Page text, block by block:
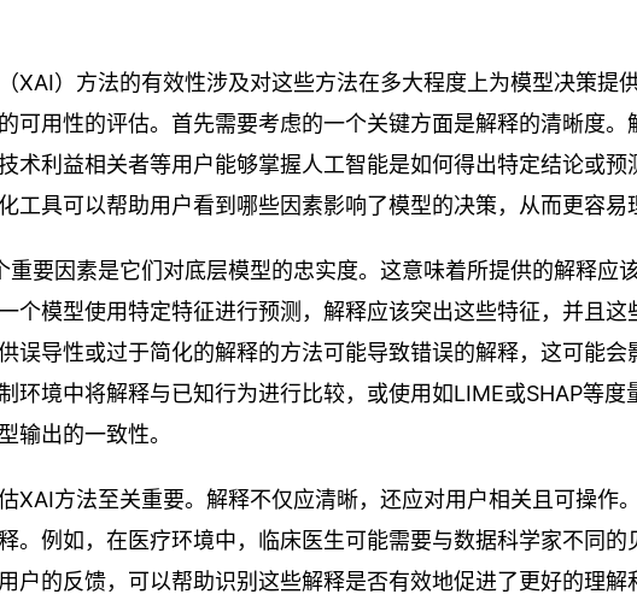
XAI）方法的有效性涉及对这些方法在多大程度上为模型决策提
可用性的评估。首先需要考虑的一个关键方面是解释的清晰度。
术利益相关者等用户能够掌握人工智能是如何得出特定结论或预
工具可以帮助用户看到哪些因素影响了模型的决策，从而更容易
重要因素是它们对底层模型的忠实度。这意味着所提供的解释应
个模型使用特定特征进行预测，解释应该突出这些特征，并且这
误导性或过于简化的解释的方法可能导致错误的解释，这可能会
环境中将解释与已知行为进行比较，或使用如LIME或SHAP等度
输出的一致性。
XAI方法至关重要。解释不仅应清晰，还应对用户相关且可操作
。例如，在医疗环境中，临床医生可能需要与数据科学家不同的
户的反馈，可以帮助识别这些解释是否有效地促进了更好的理解